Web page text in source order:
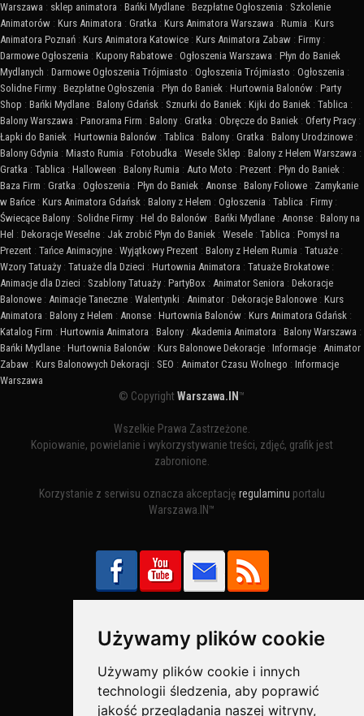
Używamy plików cookie
Używamy plików cookie i innych
technologii śledzenia, aby poprawić
jakość przeglądania naszej witryny,
Warszawa : sklep animatora : Bańki Mydlane : Bezpłatne Ogłoszenia : Szkolenie
Animatorów : Kurs Animatora : Gratka : Kurs Animatora Warszawa : Rumia : Kurs
Animatora Poznań : Kurs Animatora Katowice : Kurs Animatora Zabaw : Firmy :
Darmowe Ogłoszenia : Kupony Rabatowe : Ogłoszenia Warszawa : Płyn do Baniek
Mydlanych : Darmowe Ogłoszenia Trójmiasto : Ogłoszenia Trójmiasto : Ogłoszenia :
Solidne Firmy : Bezpłatne Ogłoszenia : Płyn do Baniek : Hurtownia Balonów : Party
Shop : Bańki Mydlane : Balony Gdańsk : Sznurki do Baniek : Kijki do Baniek : Tablica :
Balony Warszawa : Panorama Firm : Balony : Gratka : Obręcze do Baniek : Oferty Pracy :
Łapki do Baniek : Hurtownia Balonów : Tablica : Balony : Gratka : Balony Urodzinowe :
Balony Gdynia : Miasto Rumia : Fotobudka : Wesele Sklep : Balony z Helem Warszawa :
Gratka : Tablica : Halloween : Balony Rumia : Auto Moto : Prezent : Płyn do Baniek :
Baza Firm : Gratka : Ogłoszenia : Płyn do Baniek : Anonse : Balony Foliowe : Zamykanie
w Bańce : Kurs Animatora Gdańsk : Balony z Helem : Ogłoszenia : Tablica : Firmy :
Świecące Balony : Solidne Firmy : Hel do Balonów : Bańki Mydlane : Anonse : Balony na
Hel : Dekoracje Weselne : Jak zrobić Płyn do Baniek : Wesele : Tablica : Pomysł na
Prezent : Tańce Animacyjne : Wyjątkowy Prezent : Balony z Helem Rumia : Tatuaże :
Wzory Tatuaży : Tatuaże dla Dzieci : Hurtownia Animatora : Tatuaże Brokatowe :
Animacje dla Dzieci : Szablony Tatuaży : PartyBox : Animator Seniora : Dekoracje
Balonowe : Animacje Taneczne : Walentynki : Animator : Dekoracje Balonowe : Kurs
Animatora : Balony z Helem : Anonse : Hurtownia Balonów : Kurs Animatora Gdańsk :
Katalog Firm : Hurtownia Animatora : Balony : Akademia Animatora : Balony Warszawa :
Bańki Mydlane : Hurtownia Balonów : Kurs Balonowe Dekoracje : Informacje : Animator
Zabaw : Kurs Balonowych Dekoracji : SEO : Animator Czasu Wolnego : Informacje
Warszawa
© CopyrightWarszawa.IN ™
Wszelkie Prawa Zastrzeżone.
Kopiowanie, powielanie i wykorzystywanie treści, zdjęć, grafik jest
zabronione.
Korzystanie z serwisu oznacza akceptację regulaminu portalu
Warszawa.IN™
Bezpieczne Płatności obsługuje: